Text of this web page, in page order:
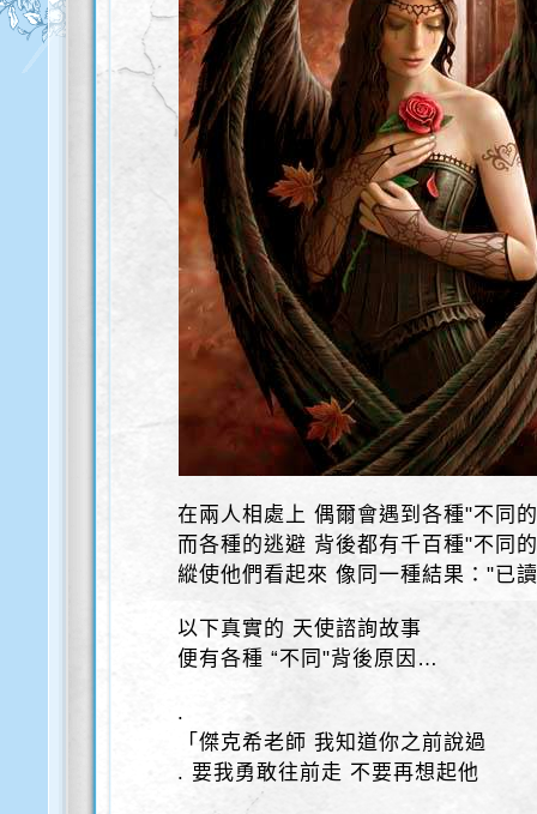
在兩人相處上 偶爾會遇到各種"不同
而各種的逃避 背後都有千百種"不同
縱使他們看起來 像同一種結果："已
以下真實的 天使諮詢故事
便有各種 “不同"背後原因…
.
「傑克希老師 我知道你之前說過
. 要我勇敢往前走 不要再想起他